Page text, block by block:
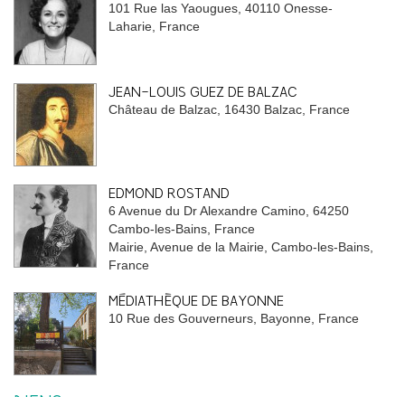
101 Rue las Yaougues, 40110 Onesse-
Laharie, France
JEAN-LOUIS GUEZ DE BALZAC
Château de Balzac, 16430 Balzac, France
EDMOND ROSTAND
6 Avenue du Dr Alexandre Camino, 64250
Cambo-les-Bains, France
Mairie, Avenue de la Mairie, Cambo-les-Bains,
France
MÉDIATHÈQUE DE BAYONNE
10 Rue des Gouverneurs, Bayonne, France